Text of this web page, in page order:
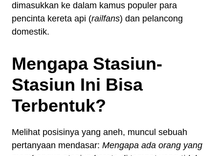
dimasukkan ke dalam kamus populer para
pencinta kereta api (railfans) dan pelancong
domestik.
Mengapa Stasiun-
Stasiun Ini Bisa
Terbentuk?
Melihat posisinya yang aneh, muncul sebuah
pertanyaan mendasar: Mengapa ada orang yang